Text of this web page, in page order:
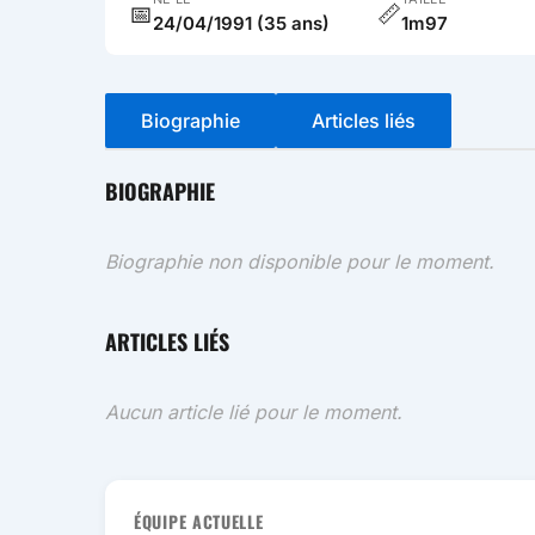
📅24/04/1991 (35 ans) 📏1m97
Biographie Articles liés
BIOGRAPHIE
Biographie non disponible pour le moment.
ARTICLES LIÉS
Aucun article lié pour le moment.
ÉQUIPE ACTUELLE